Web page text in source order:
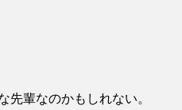
輩なのかもしれない。